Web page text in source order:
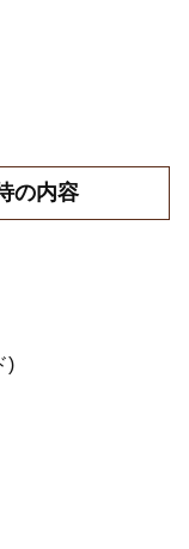
の内容
)